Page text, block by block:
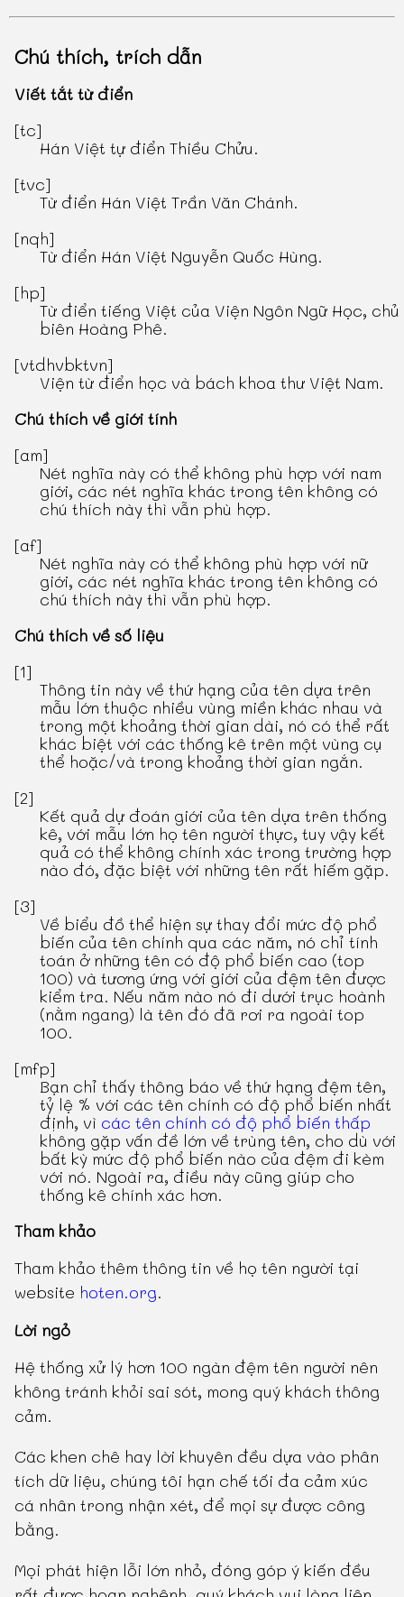
Chú thích, trích dẫn
Viết tắt từ điển
[tc]
Hán Việt tự điển Thiều Chửu.
[tvc]
Từ điển Hán Việt Trần Văn Chánh.
[nqh]
Từ điển Hán Việt Nguyễn Quốc Hùng.
[hp]
Từ điển tiếng Việt của Viện Ngôn Ngữ Học, chủ
biên Hoàng Phê.
[vtdhvbktvn]
Viện từ điển học và bách khoa thư Việt Nam.
Chú thích về giới tính
[am]
Nét nghĩa này có thể không phù hợp với nam
giới, các nét nghĩa khác trong tên không có
chú thích này thì vẫn phù hợp.
[af]
Nét nghĩa này có thể không phù hợp với nữ
giới, các nét nghĩa khác trong tên không có
chú thích này thì vẫn phù hợp.
Chú thích về số liệu
[1]
Thông tin này về thứ hạng của tên dựa trên
mẫu lớn thuộc nhiều vùng miền khác nhau và
trong một khoảng thời gian dài, nó có thể rất
khác biệt với các thống kê trên một vùng cụ
thể hoặc/và trong khoảng thời gian ngắn.
[2]
Kết quả dự đoán giới của tên dựa trên thống
kê, với mẫu lớn họ tên người thực, tuy vậy kết
quả có thể không chính xác trong trường hợp
nào đó, đặc biệt với những tên rất hiếm gặp.
[3]
Về biểu đồ thể hiện sự thay đổi mức độ phổ
biến của tên chính qua các năm, nó chỉ tính
toán ở những tên có độ phổ biến cao (top
100) và tương ứng với giới của đệm tên được
kiểm tra. Nếu năm nào nó đi dưới trục hoành
(nằm ngang) là tên đó đã rơi ra ngoài top
100.
[mfp]
Bạn chỉ thấy thông báo về thứ hạng đệm tên,
tỷ lệ % với các tên chính có độ phổ biến nhất
định, vì các tên chính có độ phổ biến thấp
không gặp vấn đề lớn về trùng tên, cho dù với
bất kỳ mức độ phổ biến nào của đệm đi kèm
với nó. Ngoài ra, điều này cũng giúp cho
thống kê chính xác hơn.
Tham khảo
Tham khảo thêm thông tin về họ tên người tại
website hoten.org.
Lời ngỏ
Hệ thống xử lý hơn 100 ngàn đệm tên người nên
không tránh khỏi sai sót, mong quý khách thông
cảm.
Các khen chê hay lời khuyên đều dựa vào phân
tích dữ liệu, chúng tôi hạn chế tối đa cảm xúc
cá nhân trong nhận xét, để mọi sự được công
bằng.
Mọi phát hiện lỗi lớn nhỏ, đóng góp ý kiến đều